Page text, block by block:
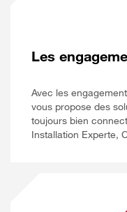
Les
Avec les
vous propose des
toujours bien
Installation Experte,